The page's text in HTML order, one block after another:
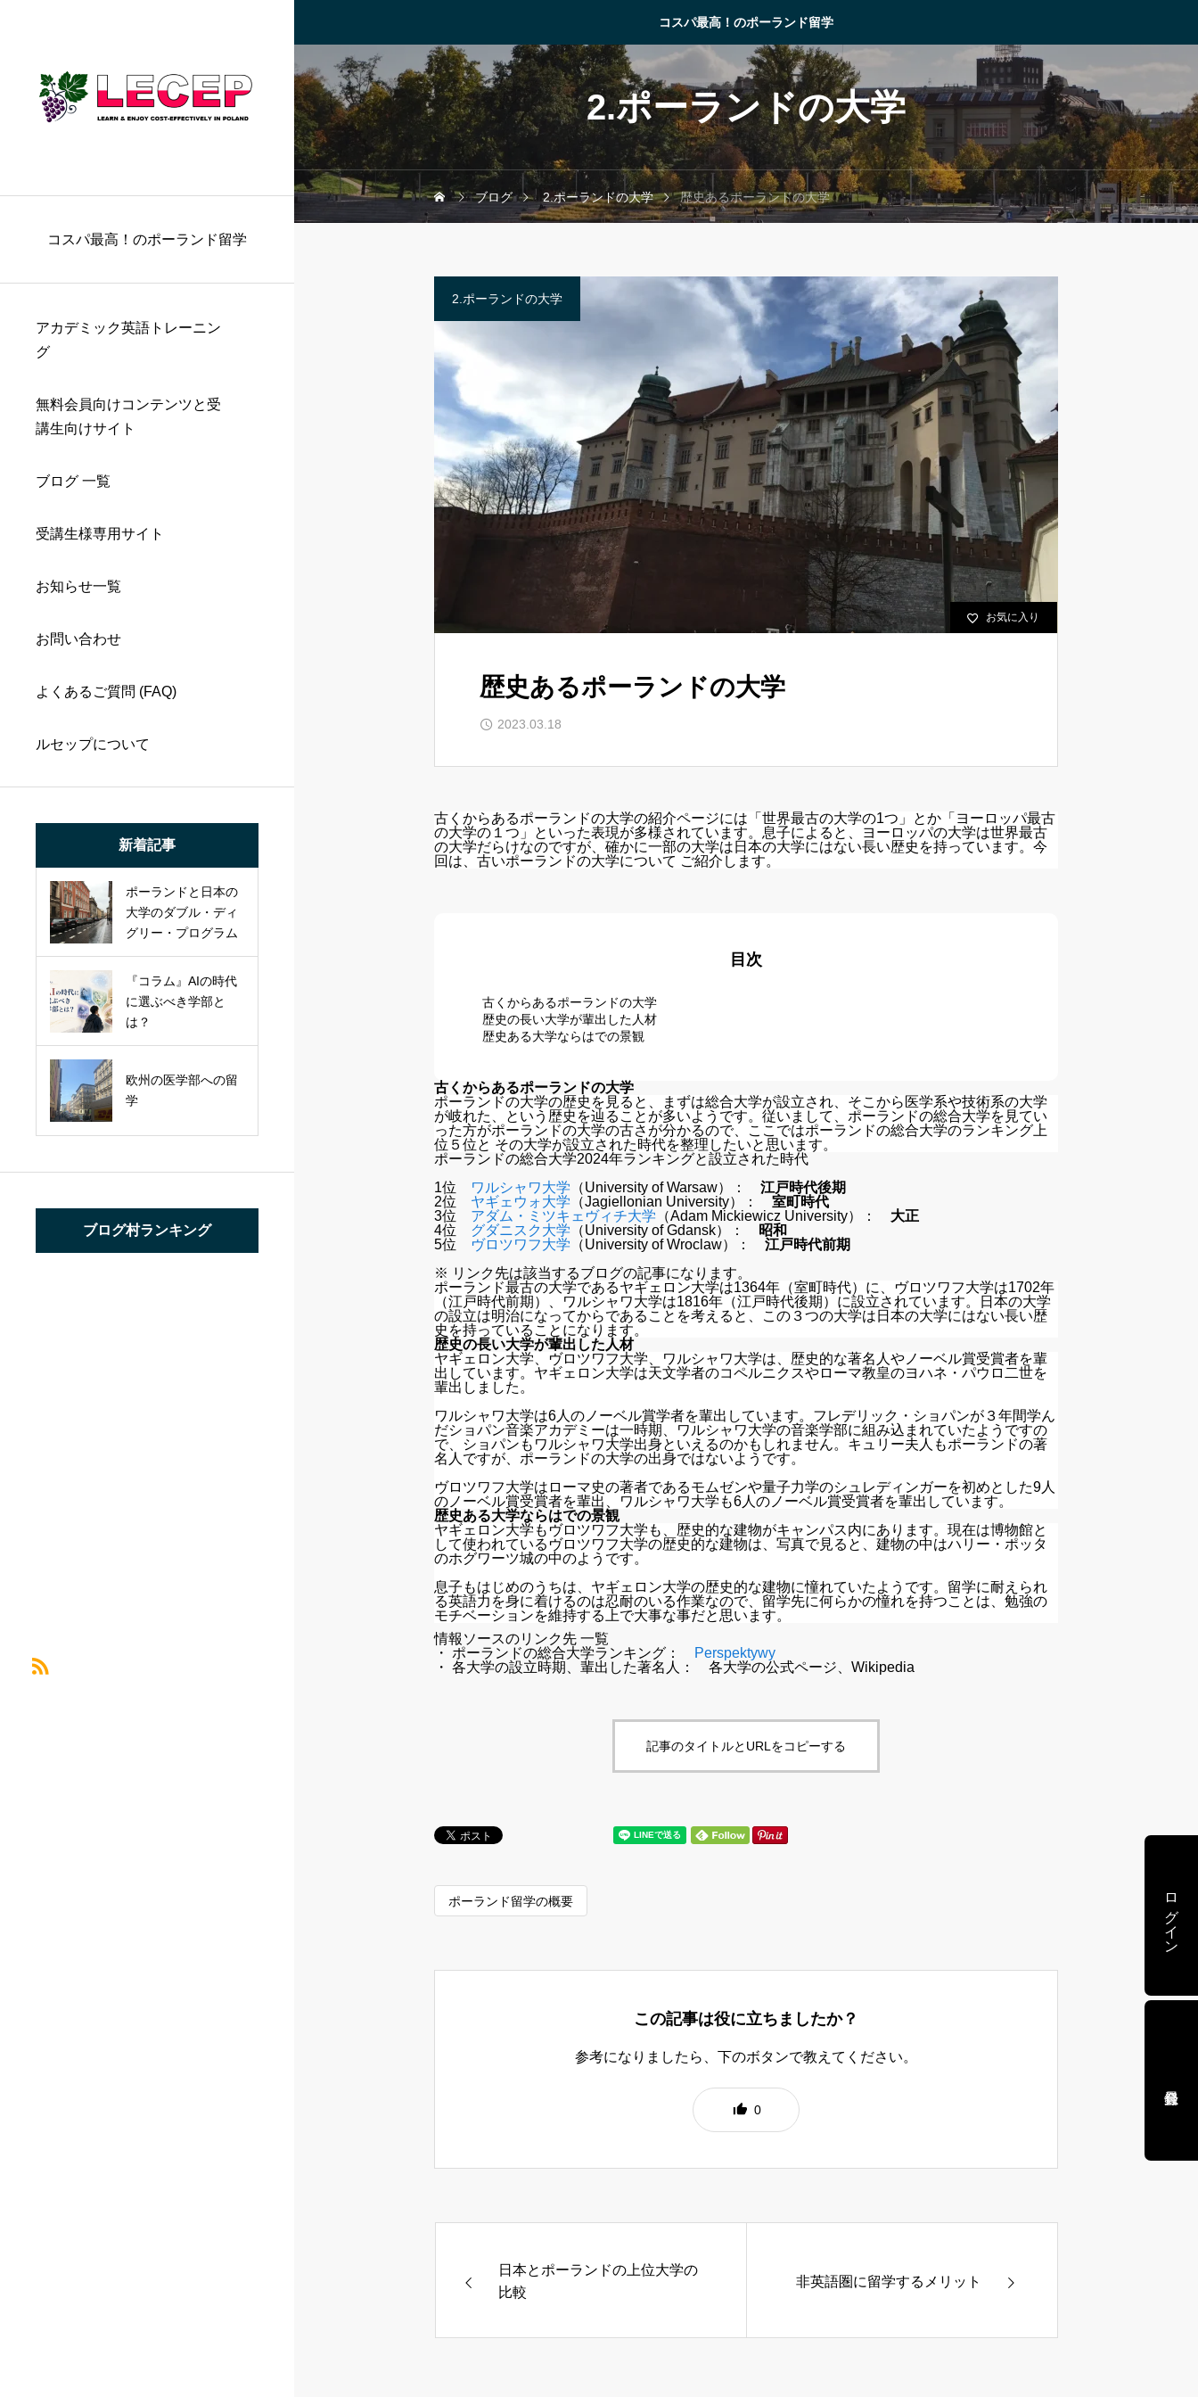
コスパ最高！のポーランド留学
コスパ最高！のポーランド留学
アカデミック英語トレーニン
グ
無料会員向けコンテンツと受
講生向けサイト
ブログ 一覧
受講生様専用サイト
お知らせ一覧
お問い合わせ
よくあるご質問 (FAQ)
ルセップについて
新着記事
ポーランドと日本の
大学のダブル・ディ
グリー・プログラム
『コラム』AIの時代
に選ぶべき学部と
は？
欧州の医学部への留
学
ブログ村ランキング
2.ポーランドの大学
ブログ 2.ポーランドの大学 歴史あるポーランドの大学
2.ポーランドの大学
お気に入り
歴史あるポーランドの大学
2023.03.18
古くからあるポーランドの大学の紹介ページには「世界最古の大学の1つ」とか「ヨーロッパ最古
の大学の１つ」といった表現が多様されています。息子によると、ヨーロッパの大学は世界最古
の大学だらけなのですが、確かに一部の大学は日本の大学にはない長い歴史を持っています。今
回は、古いポーランドの大学について ご紹介します。
目次
古くからあるポーランドの大学
歴史の長い大学が輩出した人材
歴史ある大学ならはでの景観
古くからあるポーランドの大学
ポーランドの大学の歴史を見ると、まずは総合大学が設立され、そこから医学系や技術系の大学
が岐れた、という歴史を辿ることが多いようです。従いまして、ポーランドの総合大学を見てい
った方がポーランドの大学の古さが分かるので、ここではポーランドの総合大学のランキング上
位５位と その大学が設立された時代を整理したいと思います。
ポーランドの総合大学2024年ランキングと設立された時代
1位
ワルシャワ大学 （University of Warsaw）： 江戸時代後期
2位 ヤギェウォ大学 （Jagiellonian University）： 室町時代
3位 アダム・ミツキェヴィチ大学 （Adam Mickiewicz University）： 大正
4位 グダニスク大学 （University of Gdansk）：
昭和
5位
ヴロツワフ大学 （University of Wroclaw）： 江戸時代前期
※ リンク先は該当するブログの記事になります。
ポーランド最古の大学であるヤギェロン大学は1364年（室町時代）に、ヴロツワフ大学は1702年
（江戸時代前期）、ワルシャワ大学は1816年（江戸時代後期）に設立されています。日本の大学
の設立は明治になってからであることを考えると、この３つの大学は日本の大学にはない長い歴
史を持っていることになります。
歴史の長い大学が輩出した人材
ヤギェロン大学、ヴロツワフ大学、ワルシャワ大学は、歴史的な著名人やノーベル賞受賞者を輩
出しています。ヤギェロン大学は天文学者のコペルニクスやローマ教皇のヨハネ・パウロ二世を
輩出しました。
ワルシャワ大学は6人のノーベル賞学者を輩出しています。フレデリック・ショパンが３年間学ん
だショパン音楽アカデミーは一時期、ワルシャワ大学の音楽学部に組み込まれていたようですの
で、ショパンもワルシャワ大学出身といえるのかもしれません。キュリー夫人もポーランドの著
名人ですが、ポーランドの大学の出身ではないようです。
ヴロツワフ大学はローマ史の著者であるモムゼンや量子力学のシュレディンガーを初めとした9人
のノーベル賞受賞者を輩出、ワルシャワ大学も6人のノーベル賞受賞者を輩出しています。
歴史ある大学ならはでの景観
ヤギェロン大学もヴロツワフ大学も、歴史的な建物がキャンパス内にあります。現在は博物館と
して使われているヴロツワフ大学の歴史的な建物は、写真で見ると、建物の中はハリー・ポッタ
のホグワーツ城の中のようです。
息子もはじめのうちは、ヤギェロン大学の歴史的な建物に憧れていたようです。留学に耐えられ
る英語力を身に着けるのは忍耐のいる作業なので、留学先に何らかの憧れを持つことは、勉強の
モチベーションを維持する上で大事な事だと思います。
情報ソースのリンク先 一覧
・ ポーランドの総合大学ランキング：
Perspektywy
・ 各大学の設立時期、輩出した著名人： 各大学の公式ページ、Wikipedia
記事のタイトルとURLをコピーする
ポーランド留学の概要
この記事は役に立ちましたか？
参考になりましたら、下のボタンで教えてください。
0
日本とポーランドの上位大学の
比較
非英語圏に留学するメリット
ログイン